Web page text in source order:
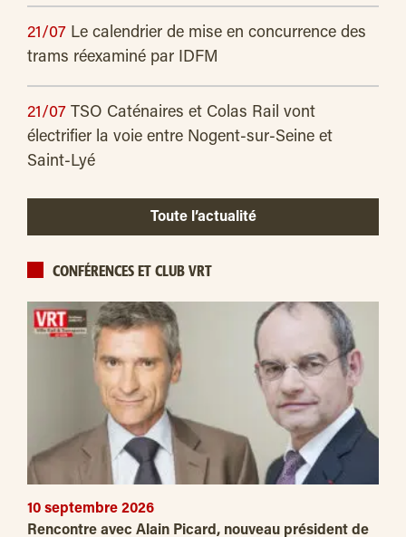
21/07 Le calendrier de mise en concurrence des
trams réexaminé par IDFM
21/07 TSO Caténaires et Colas Rail vont
électrifier la voie entre Nogent-sur-Seine et
Saint-Lyé
Toute l’actualité
CONFÉRENCES ET CLUB VRT
10 septembre 2026
Rencontre avec Alain Picard, nouveau président de